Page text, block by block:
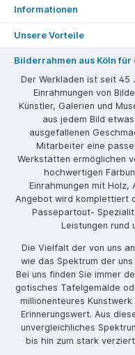
Informationen
Unsere Vorteile
Bilderrahmen aus Köln für
Der Werkladen ist seit
Einrahmungen von
Künstler, Galerien und
aus jedem Bild
ausgefallenen
Mitarbeiter eine
Werkstätten ermöglichen
hochwertigen
Einrahmungen mit Holz,
Angebot wird komplettiert
Passepartout-
Leistungen rund
Die Vielfalt der von uns
wie das Spektrum der
Bei uns finden Sie immer
gotisches Tafelgemälde
millionenteures
Erinnerungswert. Aus
unvergleichliches
bis hin zum stark